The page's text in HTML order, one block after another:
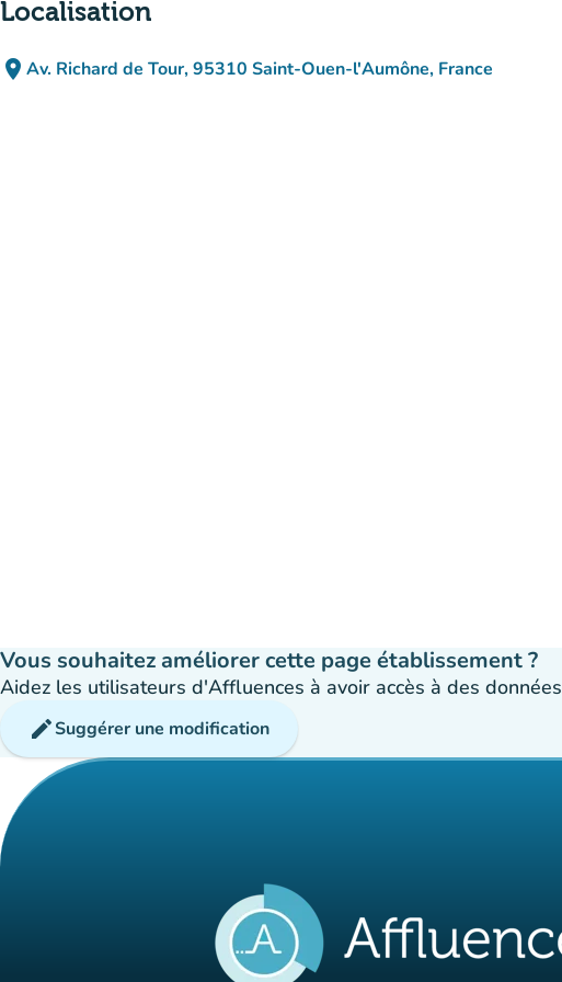
Localisation
place Av. Richard de Tour, 95310 Saint-Ouen-l'Aumône, France
(ouvrir dans Google Maps)
(nouvel onglet)
Vous souhaitez améliorer cette page établissement ?
Aidez les utilisateurs d'Affluences à avoir accès à des
editSuggérer une modification